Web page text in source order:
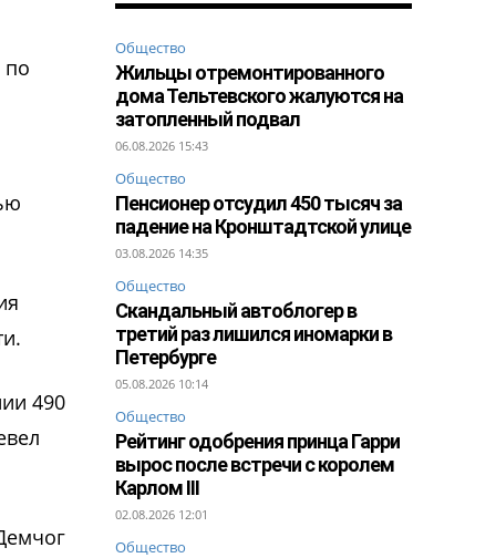
по
490
Общество
Жильцы отремонтированного
дома Тельтевского жалуются на
затопленный подвал
06.08.2026 15:43
Общество
Пенсионер отсудил 450 тысяч за
падение на Кронштадтской улице
03.08.2026 14:35
Общество
Скандальный автоблогер в
третий раз лишился иномарки в
Петербурге
05.08.2026 10:14
Общество
Рейтинг одобрения принца Гарри
вырос после встречи с королем
Карлом III
02.08.2026 12:01
Общество